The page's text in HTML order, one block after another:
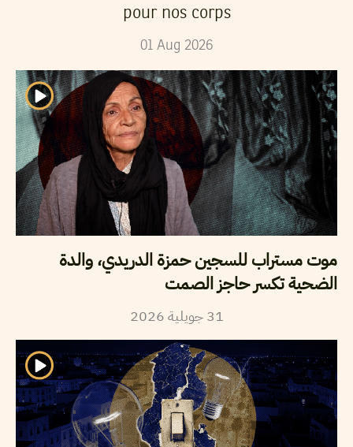
pour nos corps
01 Aug 2026
موت مستراب للسجين حمزة الدريدي، والدة
الضحية تكسر حاجز الصمت
31 جويلية2026